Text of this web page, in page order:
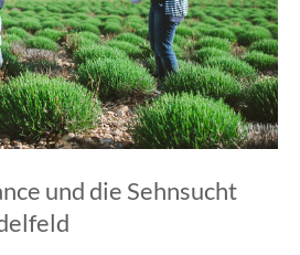
und die Sehnsucht